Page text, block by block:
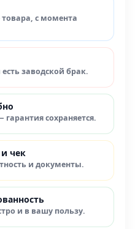
с момента
заводской брак.
сохраняется.
чек
и документы.
и в вашу пользу.